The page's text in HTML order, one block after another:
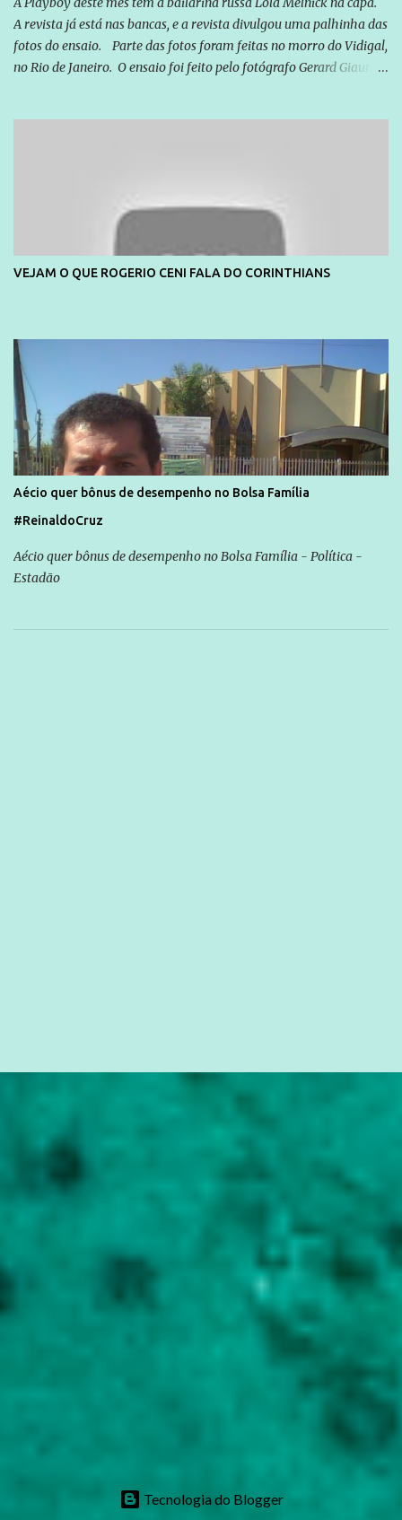
seus direitos e deveres em ...
A revista já está nas bancas, e a revista divulgou uma palhinha das
fotos do ensaio. Parte das fotos foram feitas no morro do Vidigal,
no Rio de Janeiro. O ensaio foi feito pelo fotógrafo Gerard Giaume
VEJAM O QUE ROGERIO CENI FALA DO CORINTHIANS
Aécio quer bônus de desempenho no Bolsa Família
#ReinaldoCruz
Aécio quer bônus de desempenho no Bolsa Família - Política -
Estadão
Tecnologia do Blogger